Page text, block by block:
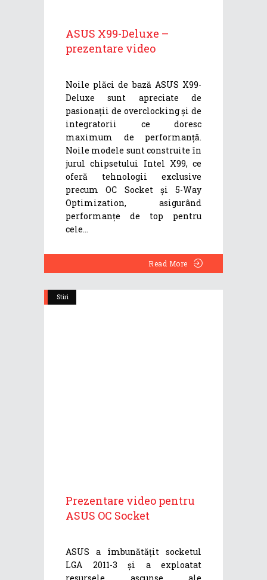
ASUS X99-Deluxe –
prezentare video
Noile plăci de bază ASUS X99-
Deluxe sunt apreciate de
pasionații de overclocking și de
integratorii ce doresc
maximum de performanță.
Noile modele sunt construite în
jurul chipsetului Intel X99, ce
oferă tehnologii exclusive
precum OC Socket și 5-Way
Optimization, asigurând
performanțe de top pentru
cele
Read More
Stiri
Prezentare video pentru
ASUS OC Socket
ASUS a îmbunătățit socketul
LGA 2011-3 și a exploatat